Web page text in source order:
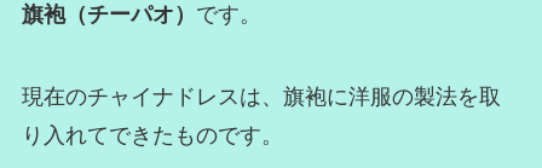
旗袍（チーパオ） です。
現在のチャイナドレスは、旗袍に洋服の製法を取
り入れてできたものです。